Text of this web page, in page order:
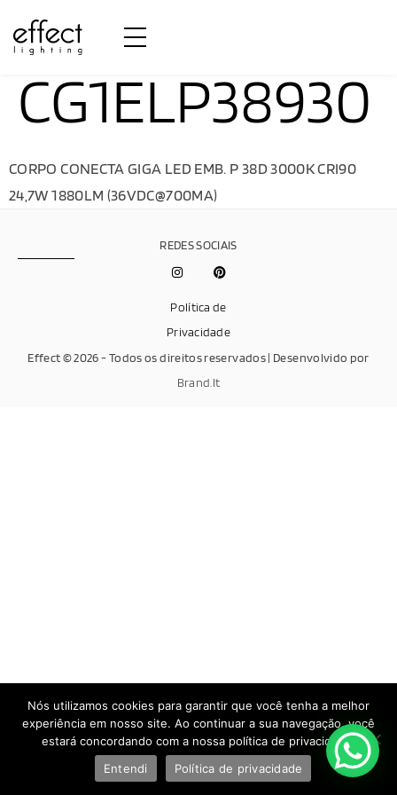
CG1ELP38930
CORPO CONECTA GIGA LED EMB. P 38D 3000K CRI90
24,7W 1880LM (36VDC@700MA)
Effect © 2026 - Todos os direitos reservados | Desenvolvido por
Brand.It
Política de
Privacidade
REDES SOCIAIS
Nós utilizamos cookies para garantir que você tenha a melhor
experiência em nosso site. Ao continuar a sua navegação, você
estará concordando com a nossa política de privacidade.
Entendi
Política de privacidade